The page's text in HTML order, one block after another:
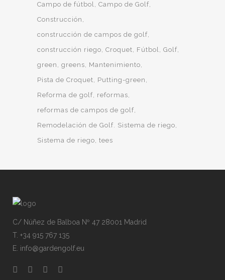
Campo de fútbol Campo de Golf
Construcción
construcción de campos de golf
construcción riego Croquet Fútbol Golf
green
greens
Mantenimiento
Pista de Croquet
Putting-green
Reforma de golf reformas
reformas de campos de golf
Remodelación de Golf. Sistema de riego
Sistema de riego tees
C/ Núñez de Balboa Nº 47 28001 Madrid
T. +34 915 767 135
E. info@gardengolf.eu